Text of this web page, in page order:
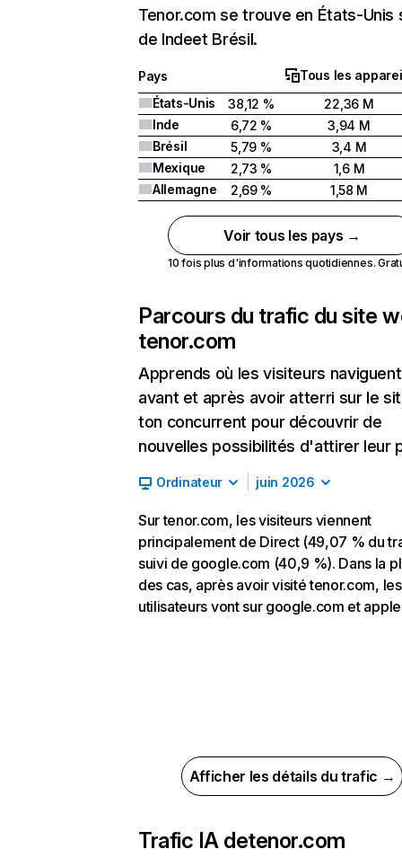
Tenor.com se trouve en États-Unis
de Indeet Brésil.
Pays
Tous les
États-Unis
38,12 %
22,36 M
Inde
6,72 %
3,94 M
Brésil
5,79 %
3,4 M
Mexique
2,73 %
1,6 M
Allemagne
2,69 % 1,58 M
Voir tous les pays →
10 fois plus d'informations quotidiennes.
Parcours du trafic du site
tenor.com
Apprends où les visiteurs naviguent
avant et après avoir atterri sur le
ton concurrent pour découvrir de
nouvelles possibilités d'attirer leur
Ordinateur juin 2026
Sur tenor.com, les visiteurs viennent
principalement de Direct (49,07 % du
suivi de google.com (40,9 %). Dans la
des cas, après avoir visité tenor.com, les
utilisateurs vont sur google.com et
Afficher les détails du trafic →
Trafic IA detenor.com